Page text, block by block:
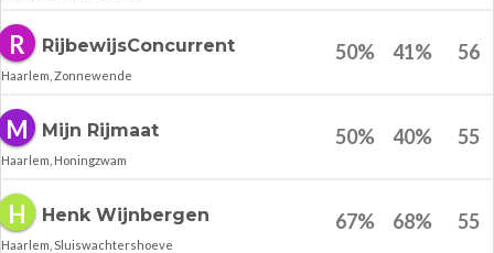
R RijbewijsConcurrent
Haarlem, Zonnewende
50% 41% 56
M Mijn Rijmaat
Haarlem, Honingzwam
50% 40% 55
H Henk Wijnbergen
Haarlem, Sluiswachtershoeve
67% 68% 55